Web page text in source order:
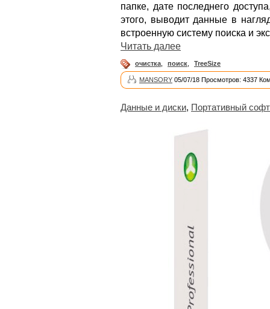
папке, дате последнего
этого, выводит данные в
встроенную систему поиска и
Читать далее
очистка поиск TreeSize
MANSORY 05/07/18 Просмотров: 4337
Данные и диски, Портативный софт